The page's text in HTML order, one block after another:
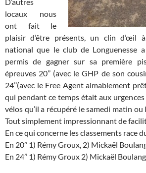
locaux nous
ont fait le
plaisir d’être présents, un clin d’œil
national que le club de Longuenesse
permis de gagner sur sa première
épreuves 20’’ (avec le GHP de son
24’’(avec le Free Agent aimablement
qui pendant ce temps était aux
vélos qu’il a récupéré le samedi matin ou
Tout simplement impressionnant de
En ce qui concerne les classements race
En 20’’ 1) Rémy Groux, 2) Mickaël
En 24’’ 1) Rémy Groux 2) Mickaël